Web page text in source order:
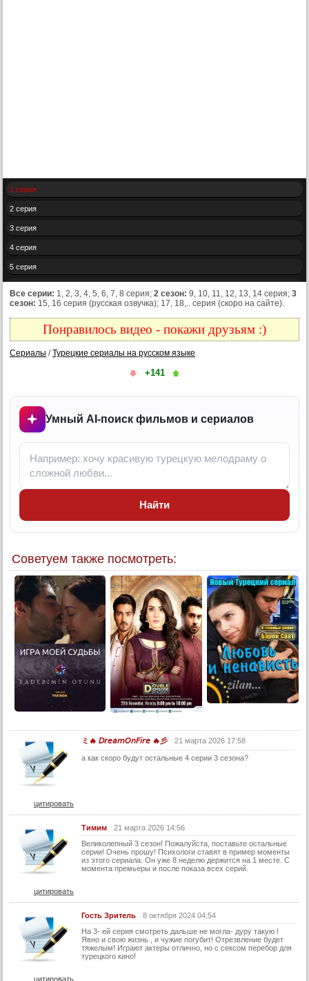
1 серия
2 серия
3 серия
4 серия
5 серия
7 серия
8 серия
9 серия
12 серия
13 серия
14 серия
3 сезон:
15 серия
16 серия
Все серии: 1, 2, 3, 4, 5, 6, 7, 8 серия; 2 сезон: 9, 10, 11, 12, 13, 14 серия; 3
сезон: 15, 16 серия (русская озвучка); 17, 18,.. серия (скоро на сайте).
Понравилось видео - покажи друзьям :)
Сериалы /Турецкие сериалы на русском языке
+141
Умный AI-поиск фильмов и сериалов
Найти
Советуем также посмотреть:
ミ🔥 𝘋𝘳𝘦𝘢𝘮𝘖𝘯𝘍𝘪𝘳𝘦 🔥彡 21 марта 2026 17:58
а как скоро будут остальные 4 серии 3 сезона?
цитировать
Тимим
21 марта 2026 14:56
Великолепный 3 сезон! Пожалуйста, поставьте остальные
серии! Очень прошу! Психологи ставят в пример моменты
из этого сериала. Он уже 8 неделю держится на 1 месте. С
момента премьеры и после показа всех серий.
цитировать
Гость Зритель
8 октября 2024 04:54
На 3- ей серия смотреть дальше не могла- дуру такую !
Явно и свою жизнь , и чужие погубит! Отрезвление будет
тяжелым! Играют актеры отлично, но с сексом перебор для
турецкого кино!
цитировать